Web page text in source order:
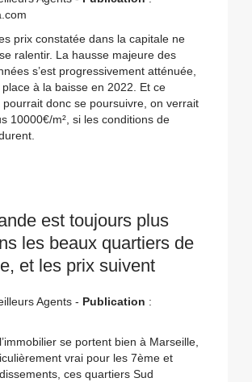
prix constatée dans la capitale ne
ralentir. La hausse majeure des
s’est progressivement atténuée,
à la baisse en 2022. Et ce
pourrait donc se poursuivre, on verrait
10000€/m², si les conditions de
est toujours plus
les beaux quartiers de
et les prix suivent
Agents - Publication :
se portent bien à Marseille,
vrai pour les 7ème et
ces quartiers Sud